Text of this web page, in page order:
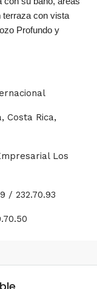
con vista
Profundo y
Costa Rica,
Los
/ 232.70.93